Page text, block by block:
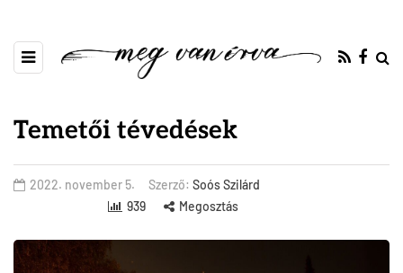
Temetői tévedések
2022. november 5. Szerző: Soós Szilárd
939
Megosztás